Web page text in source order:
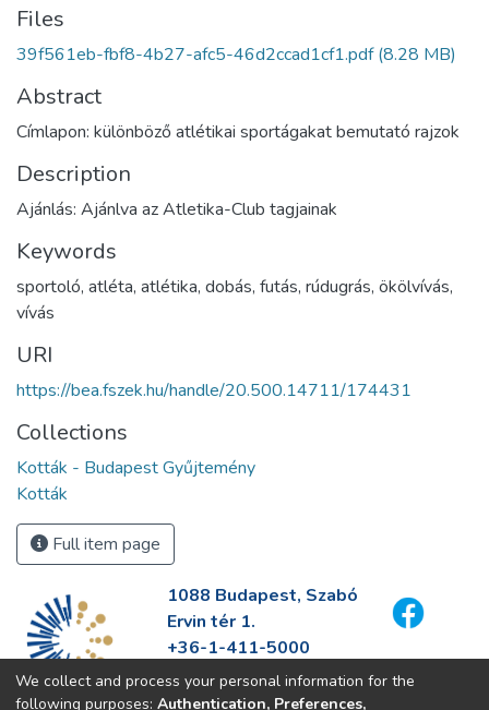
Files
39f561eb-fbf8-4b27-afc5-46d2ccad1cf1.pdf(8.28 MB)
Abstract
Címlapon: különböző atlétikai sportágakat bemutató rajzok
Description
Ajánlás: Ajánlva az Atletika-Club tagjainak
Keywords
sportoló, atléta, atlétika, dobás, futás, rúdugrás, ökölvívás,
vívás
URI
https://bea.fszek.hu/handle/20.500.14711/174431
Collections
Kották - Budapest Gyűjtemény
Kották
Full item page
1088 Budapest, Szabó
Ervin tér 1.
+36-1-411-5000
info@fszek.hu
https://fszek.hu
We collect and process your personal information for the
following purposes: Authentication, Preferences,